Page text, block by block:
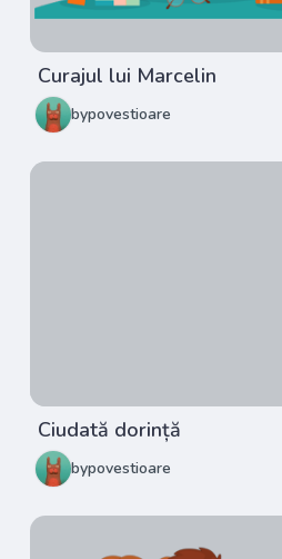
Curajul lui Marcelin
bypovestioare
Ciudată dorință
bypovestioare